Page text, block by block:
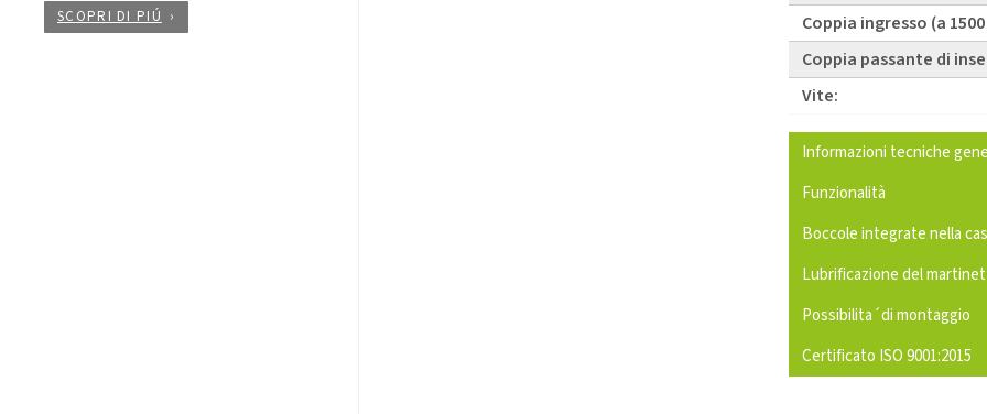
SCOPRI DI PIÚ
Coppia ingresso (a
Coppia passante di
Vite:
Informazioni tecniche
Funzionalità
Boccole integrate nella
Lubrificazione del
Possibilita´di montaggio
Certificato ISO 9001:2015